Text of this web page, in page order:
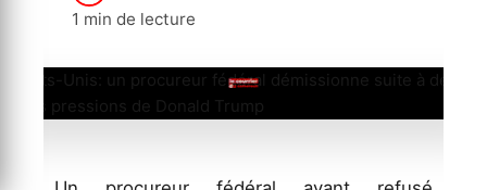
1 min de lecture